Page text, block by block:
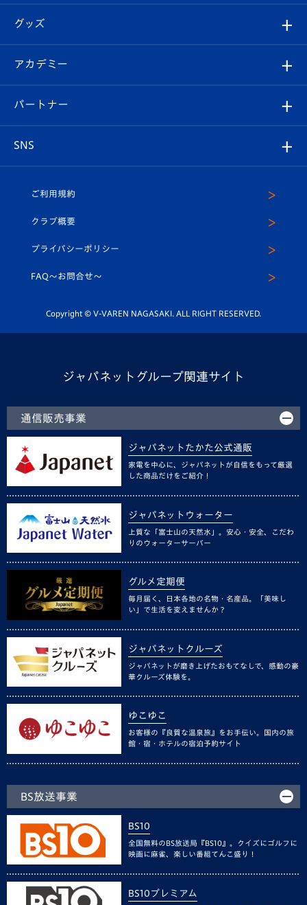
チケット
イベント
メディア
ホームタウン
スタッフプロフィール
マスコット紹介
平和祈念活動
ホームタウン活動
はじめての観戦ガイド
Revive Team
ヴィヴィくんの長崎おもてなしガイド
フォトギャラリー
スタジアムグルメ
チケット
V-LOVERS（ファンクラブ）
プレイヤーズスイート
グッズ
オンラインショップ
店舗情報
アカデミー
育成からのお知らせ
U-18
スクール
パートナー
SNS
ヴィヴィくんインスタグラム
公式LINE＠
ご利用規約
クラブ概要
プライバシーポリシー
FAQ〜お問合せ〜
Copyright © V-VAREN NAGASAKI. ALL RIGHT RESERVED.
ジャパネットグループ関連サイト
通信販売事業
ジャパネットたかた公式通販
家電を中心に、ジャパネットが自信をもって厳選
した商品だけをご紹介！
ジャパネットウォーター
上質な「富士山の天然水」。安心・安全、こだわ
りのウォーターサーバー
グルメ定期便
毎月届く、日本各地の名物・名産品。「美味し
い」で生活を変えませんか？
ジャパネットクルーズ
ジャパネットが磨き上げたおもてなしで、感動の豪
華クルーズ体験を。
ゆこゆこ
お客様の『良質な温泉旅』をお手伝い。国内の旅
館・宿・ホテルの宿泊予約サイト
BS放送事業
BS10
全国無料のBS放送局『BS10』。クイズにゴルフに
映画に麻雀、楽しい番組てんこ盛り！
BS10プレミアム